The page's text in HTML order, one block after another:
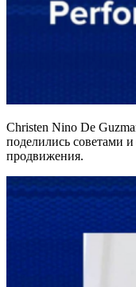
Christen Nino De
поделились советами
продвижения.